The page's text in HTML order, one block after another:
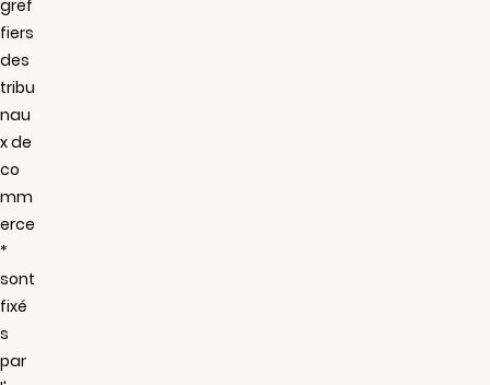
gref
fiers
des
tribu
nau
x de
co
mm
erce
*
sont
fixé
s
par